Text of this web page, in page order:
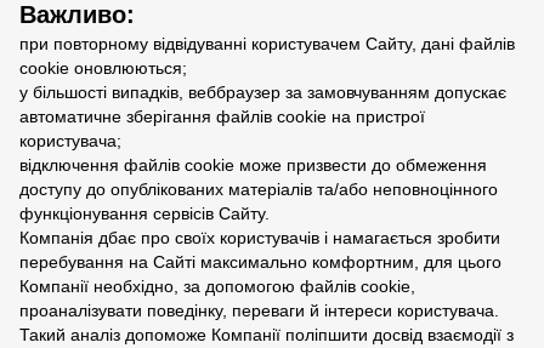
Важливо:
при повторному відвідуванні користувачем Сайту, дані файлів
cookie оновлюються;
у більшості випадків, веббраузер за замовчуванням допускає
автоматичне зберігання файлів cookie на пристрої
користувача;
відключення файлів cookie може призвести до обмеження
доступу до опублікованих матеріалів та/або неповноцінного
функціонування сервісів Сайту.
Компанія дбає про своїх користувачів і намагається зробити
перебування на Сайті максимально комфортним, для цього
Компанії необхідно, за допомогою файлів cookie,
проаналізувати поведінку, переваги й інтереси користувача.
Такий аналіз допоможе Компанії поліпшити досвід взаємодії з